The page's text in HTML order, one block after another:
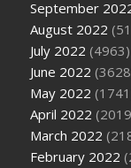
September
August 2022
July 2022 (4963)
June 2022
May 2022
April 2022
March 2022
February 2022